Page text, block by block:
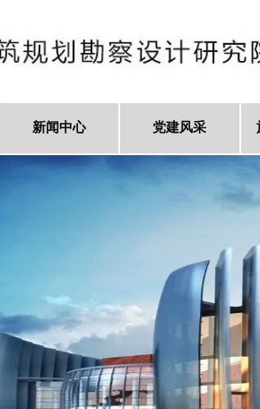
新闻中心 党建风采